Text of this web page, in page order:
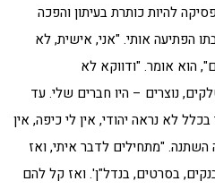
להיות כותרת בעיתון והפכה
הפתיעה אותי. "אני, אישית, לא
הוא אומר. "ודווקא לא
נוצרים – היו חברים שלי. עד
לא נראה יהודי, אין לי כיפה, אין
השתנה. "מתחילים לדבר איתי, ואז
בסרטים, בנדל"ן'. ואז קל להם